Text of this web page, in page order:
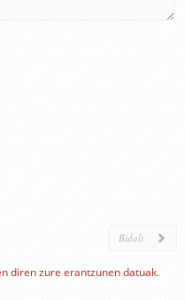
diren zure erantzunen datuak.